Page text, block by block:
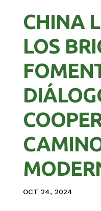
CHINA
LOS
OCT 24, 2024